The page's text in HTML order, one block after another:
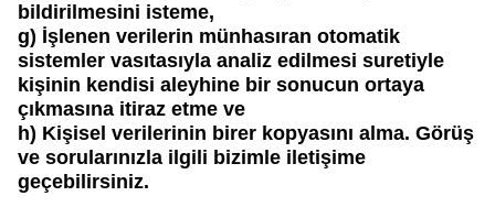
bildirilmesini isteme,
g) İşlenen verilerin münhasıran otomatik
sistemler vasıtasıyla analiz edilmesi suretiyle
kişinin kendisi aleyhine bir sonucun ortaya
çıkmasına itiraz etme ve
h) Kişisel verilerinin birer kopyasını alma. Görüş
ve sorularınızla ilgili bizimle iletişime
geçebilirsiniz.